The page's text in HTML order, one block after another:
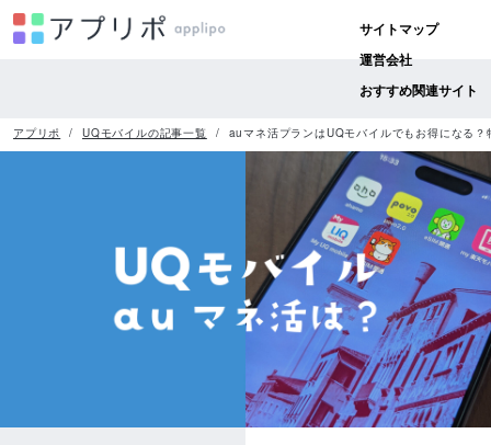
サイトマップ
運営会社
おすすめ関連サイト
アプリポ UQモバイルの記事一覧 auマネ活プランはUQモバイルでもお得になる